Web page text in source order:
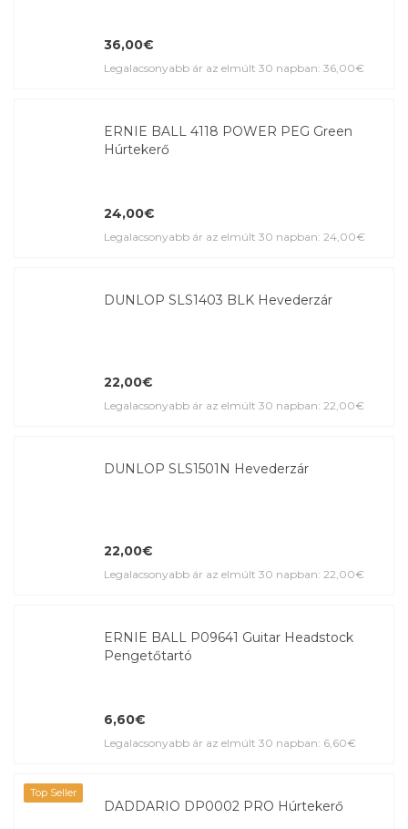
36,00€
Legalacsonyabb ár az elmúlt 30 napban: 36,00€
ERNIE BALL 4118 POWER PEG Green
Húrtekerő
24,00€
Legalacsonyabb ár az elmúlt 30 napban: 24,00€
DUNLOP SLS1403 BLK Hevederzár
22,00€
Legalacsonyabb ár az elmúlt 30 napban: 22,00€
DUNLOP SLS1501N Hevederzár
22,00€
Legalacsonyabb ár az elmúlt 30 napban: 22,00€
ERNIE BALL P09641 Guitar Headstock
Pengetőtartó
6,60€
Legalacsonyabb ár az elmúlt 30 napban: 6,60€
Top Seller
DADDARIO DP0002 PRO Húrtekerő